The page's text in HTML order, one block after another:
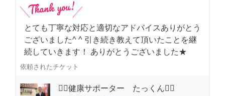
とても丁寧な対応と適切なアドバイスありがとう
ございました^ ^ 引き続き教えて頂いたことを継
続していきます！ ありがとうございました★
依頼されたチケット
🏋️‍♂️健康サポーター たっくん🏋️‍♂️